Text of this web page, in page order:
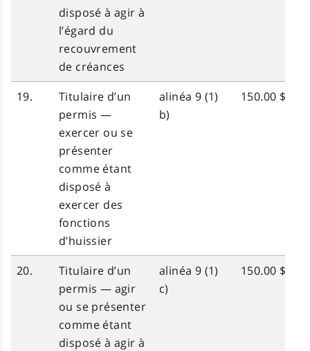
disposé à agir à
l’égard du
recouvrement
de créances
19.
Titulaire d’un
permis —
exercer ou se
présenter
comme étant
disposé à
exercer des
fonctions
d’huissier
alinéa 9 (1)
b)
150.00 $
20.
Titulaire d’un
permis — agir
ou se présenter
comme étant
disposé à agir à
alinéa 9 (1)
c)
150.00 $